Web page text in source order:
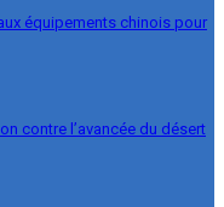
équipements chinois pour
contre l’avancée du désert